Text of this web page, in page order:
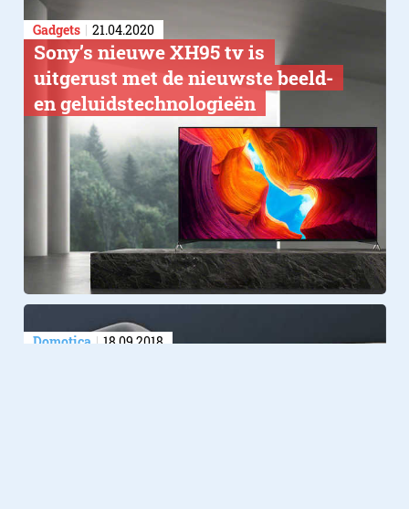
Gadgets 21.04.2020
Sony’s nieuwe XH95 tv is
uitgerust met de nieuwste beeld-
en geluidstechnologieën
Domotica 18.09.2018